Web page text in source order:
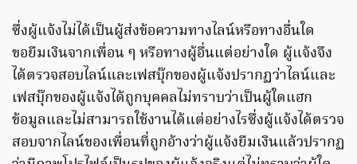
ซึ่งผู้แจ้งไม่ได้เป็นผู้ส่งข้อความทางไลน์หรือทางอื่นใด
ขอยืมเงินจากเพื่อน ๆ หรือทางผู้อื่นแต่อย่างใด ผู้แจ้งจึง
ได้ตรวจสอบไลน์และเฟสบุ๊กของผู้แจ้งปรากฏว่าไลน์และ
เฟสบุ๊กของผู้แจ้งได้ถูกบุคคลไม่ทราบว่าเป็นผู้ใดแฮก
ข้อมูลและไม่สามารถใช้งานได้แต่อย่างไรซึ่งผู้แจ้งได้ตรวจ
สอบจากไลน์ของเพื่อนที่ถูกอ้างว่าผู้แจ้งยืมเงินแล้วปรากฏ